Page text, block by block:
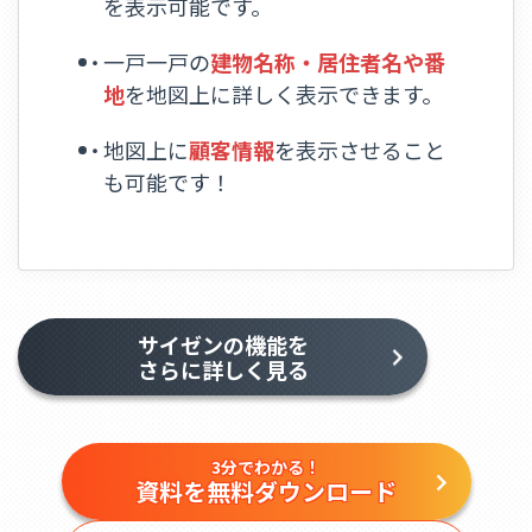
を表示可能です。
一戸一戸の建物名称・居住者名や番
地を地図上に詳しく表示できます。
地図上に顧客情報を表示させること
も可能です！
サイゼンの機能を
さらに詳しく見る
3分でわかる！
資料を無料ダウンロード